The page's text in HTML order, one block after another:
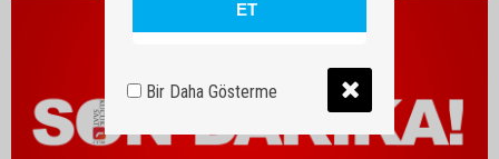
ET
Bir Daha Gösterme